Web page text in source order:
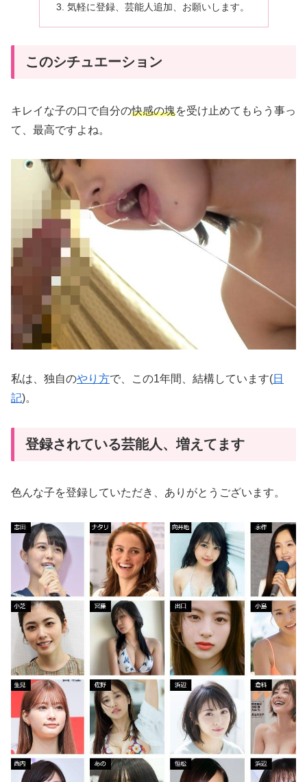
気軽に登録、芸能人追加、お願いします。
このシチュエーション
キレイな子の口で自分の快感の塊を受け止めてもらう事っ
て、最高ですよね。
私は、独自のやり方で、この1年間、結構しています(日
記)。
登録されている芸能人、増えてます
色んな子を登録していただき、ありがとうございます。